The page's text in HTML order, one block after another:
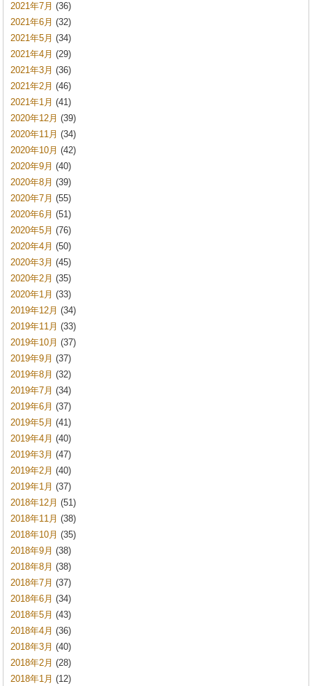
2021年7月 (36)
2021年6月 (32)
2021年5月 (34)
2021年4月 (29)
2021年3月 (36)
2021年2月 (46)
2021年1月 (41)
2020年12月 (39)
2020年11月 (34)
2020年10月 (42)
2020年9月 (40)
2020年8月 (39)
2020年7月 (55)
2020年6月 (51)
2020年5月 (76)
2020年4月 (50)
2020年3月 (45)
2020年2月 (35)
2020年1月 (33)
2019年12月 (34)
2019年11月 (33)
2019年10月 (37)
2019年9月 (37)
2019年8月 (32)
2019年7月 (34)
2019年6月 (37)
2019年5月 (41)
2019年4月 (40)
2019年3月 (47)
2019年2月 (40)
2019年1月 (37)
2018年12月 (51)
2018年11月 (38)
2018年10月 (35)
2018年9月 (38)
2018年8月 (38)
2018年7月 (37)
2018年6月 (34)
2018年5月 (43)
2018年4月 (36)
2018年3月 (40)
2018年2月 (28)
2018年1月 (12)